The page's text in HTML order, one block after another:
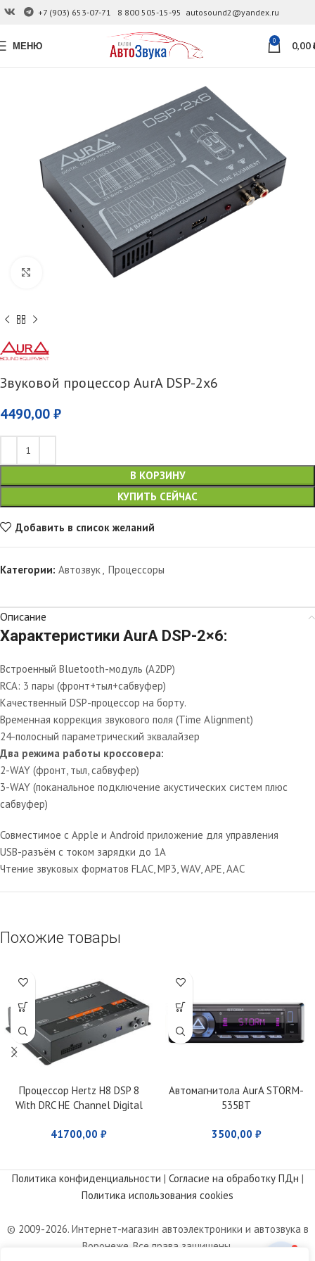
+7 (903) 653-07-71 8 800 505-15-95 autosound2@yandex.ru
МЕНЮ 0 0,00
Звуковой процессор AurA DSP-2х6
4490,00 ₽
В КОРЗИНУ
КУПИТЬ СЕЙЧАС
Добавить в список желаний
Категории: Автозвук, Процессоры
Описание
Характеристики AurA DSP-2×6:
Встроенный Bluetooth-модуль (A2DP)
RCA: 3 пары (фронт+тыл+сабвуфер)
Качественный DSP-процессор на борту.
Временная коррекция звукового поля (Time Alignment)
24-полосный параметрический эквалайзер
Два режима работы кроссовера:
2-WAY (фронт, тыл, сабвуфер)
3-WAY (поканальное подключение акустических систем плюс
сабвуфер)
Совместимое с Apple и Android приложение для управления
USB-разъём с током зарядки до 1A
Чтение звуковых форматов FLAC, MP3, WAV, APE, AAC
Похожие товары
Процессор Hertz H8 DSP 8
With DRC HE Channel Digital
41700,00 ₽
Автомагнитола AurA STORM-
535BT
3500,00 ₽
Политика конфиденциальности | Согласие на обработку ПДн |
Политика использования cookies
© 2009-2026. Интернет-магазин автоэлектроники и автозвука в
Воронеже. Все права защищены.